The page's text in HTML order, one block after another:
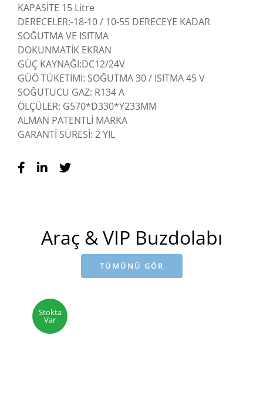
KAPASİTE 15 Litre
DERECELER:-18-10 / 10-55 DERECEYE KADAR
SOĞUTMA VE ISITMA
DOKUNMATİK EKRAN
GÜÇ KAYNAĞI:DC12/24V
GÜÖ TÜKETİMİ: SOĞUTMA 30 / ISITMA 45 V
SOĞUTUCU GAZ: R134 A
ÖLÇÜLER: G570*D330*Y233MM
ALMAN PATENTLİ MARKA
GARANTİ SÜRESİ: 2 YIL
Araç & VIP Buzdolabı
TÜMÜNÜ GÖR
Stokta
Var